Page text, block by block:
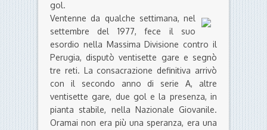
gol.
Ventenne da qualche settimana, nel
settembre del 1977, fece il suo
esordio nella Massima Divisione contro il
Perugia, disputò ventisette gare e segnò
tre reti. La consacrazione definitiva arrivò
con il secondo anno di serie A, altre
ventisette gare, due gol e la presenza, in
pianta stabile, nella Nazionale Giovanile.
Oramai non era più una speranza, era una